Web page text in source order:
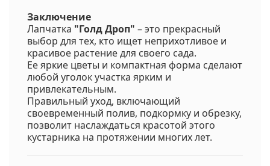
Заключение
Лапчатка "Голд Дроп" – это прекрасный
выбор для тех, кто ищет неприхотливое и
красивое растение для своего сада.
Ее яркие цветы и компактная форма сделают
любой уголок участка ярким и
привлекательным.
Правильный уход, включающий
своевременный полив, подкормку и обрезку,
позволит наслаждаться красотой этого
кустарника на протяжении многих лет.